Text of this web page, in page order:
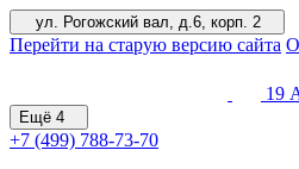
ул. Рогожский вал, д.6, корп. 2
Перейти на старую версию сайта
19
Ещё 4
+7 (499) 788-73-70